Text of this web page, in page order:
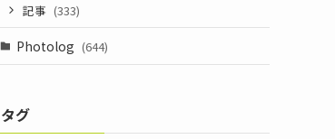
記事 (333)
Photolog (644)
タグ